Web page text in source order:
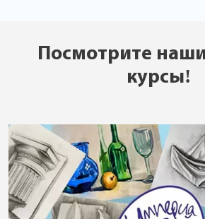
Посмотрите
курсы!